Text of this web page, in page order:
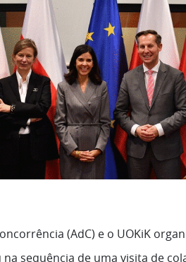
(AdC) e o UOKiK
sequência de uma visita de